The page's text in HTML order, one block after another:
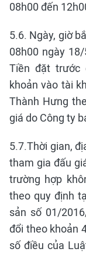
08h00 đến
5.6. Ngày, giờ
08h00 ngày
Tiền đặt trước
khoản vào tài
Thành Hưng
giá do Công ty
5.7.Thời gian,
tham gia đấu
trường hợp
theo quy định
sản số 01/
đổi theo khoản
số điều của